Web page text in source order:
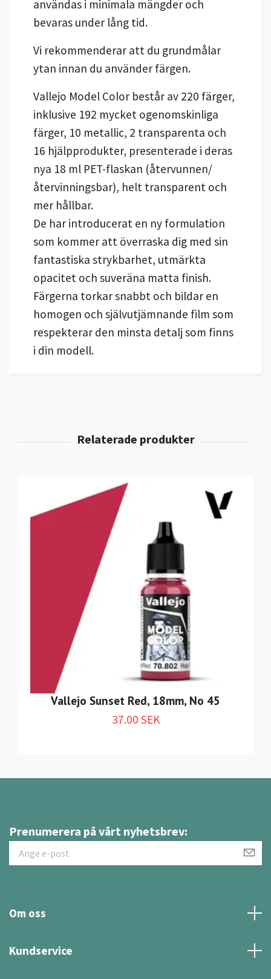
användas i minimala mängder och
bevaras under lång tid.
Vi rekommenderar att du grundmålar
ytan innan du använder färgen.
Vallejo Model Color består av 220 färger,
inklusive 192 mycket ogenomskinliga
färger, 10 metallic, 2 transparenta och
16 hjälpprodukter, presenterade i deras
nya 18 ml PET-flaskan (återvunnen/
återvinningsbar), helt transparent och
mer hållbar.
De har introducerat en ny formulation
som kommer att överraska dig med sin
fantastiska strykbarhet, utmärkta
opacitet och suveräna matta finish.
Färgerna torkar snabbt och bildar en
homogen och självutjämnande film som
respekterar den minsta detalj som finns
i din modell.
Vallejo Sunset Red, 18mm, No 45
37.00 SEK
Prenumerera på vårt nyhetsbrev:
Om oss
Kundservice